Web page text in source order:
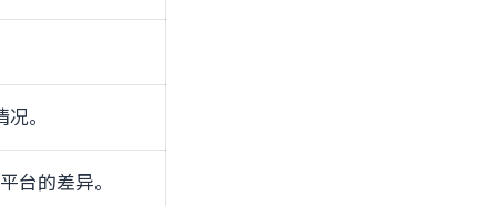
。
台的差异。